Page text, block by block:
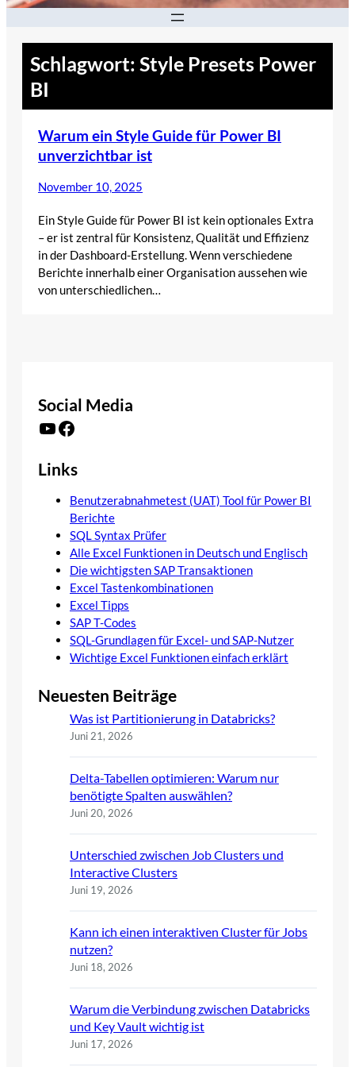
Schlagwort: Style Presets Power
BI
Warum ein Style Guide für Power BI
unverzichtbar ist
November 10, 2025
Ein Style Guide für Power BI ist kein optionales Extra
– er ist zentral für Konsistenz, Qualität und Effizienz
in der Dashboard-Erstellung. Wenn verschiedene
Berichte innerhalb einer Organisation aussehen wie
von unterschiedlichen…
Social Media
YouTube Facebook
Links
Benutzerabnahmetest (UAT) Tool für Power BI
Berichte
SQL Syntax Prüfer
Alle Excel Funktionen in Deutsch und Englisch
Die wichtigsten SAP Transaktionen
Excel Tastenkombinationen
Excel Tipps
SAP T-Codes
SQL-Grundlagen für Excel- und SAP-Nutzer
Wichtige Excel Funktionen einfach erklärt
Neuesten Beiträge
Was ist Partitionierung in Databricks?
Juni 21, 2026
Delta-Tabellen optimieren: Warum nur
benötigte Spalten auswählen?
Juni 20, 2026
Unterschied zwischen Job Clusters und
Interactive Clusters
Juni 19, 2026
Kann ich einen interaktiven Cluster für Jobs
nutzen?
Juni 18, 2026
Warum die Verbindung zwischen Databricks
und Key Vault wichtig ist
Juni 17, 2026